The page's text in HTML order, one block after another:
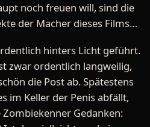
noch freuen will, sind die
der Macher dieses Films…
hinters Licht geführt.
zwar ordentlich langweilig,
die Post ab. Spätestens
im Keller der Penis abfällt,
Gedanken: